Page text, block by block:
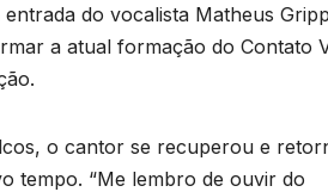
do vocalista Matheus
a atual formação do Contato
o cantor se recuperou e
tempo. “Me lembro de ouvir do